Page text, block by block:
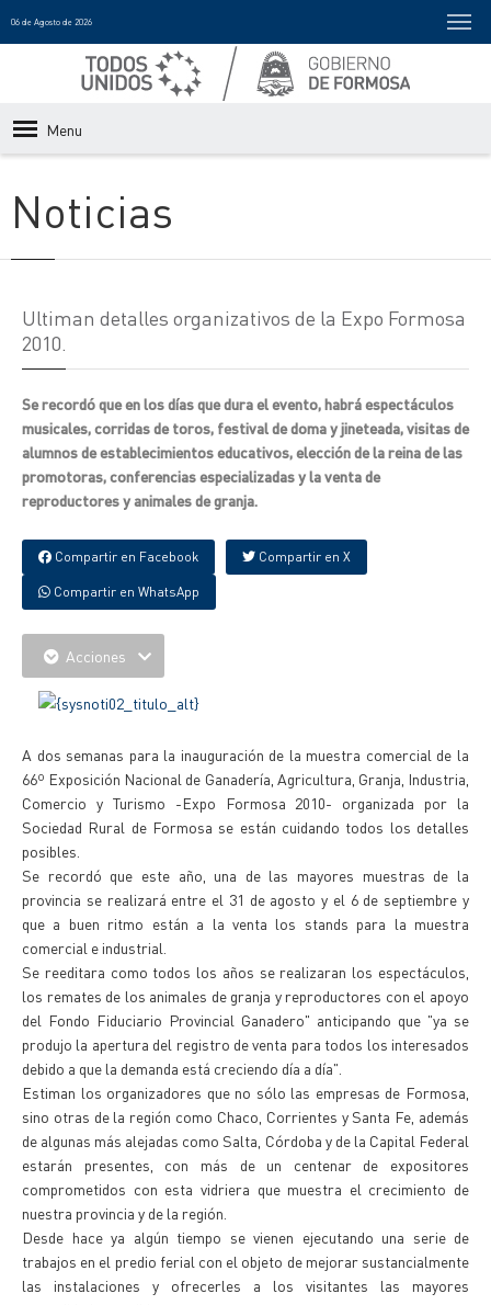
06 de Agosto de 2026
Menu
Noticias
Ultiman detalles organizativos de la Expo Formosa
2010.
Se recordó que en los días que dura el evento, habrá espectáculos
musicales, corridas de toros, festival de doma y jineteada, visitas de
alumnos de establecimientos educativos, elección de la reina de las
promotoras, conferencias especializadas y la venta de
reproductores y animales de granja.
Compartir en Facebook Compartir en X
Compartir en WhatsApp
Acciones
A dos semanas para la inauguración de la muestra comercial de la
66º Exposición Nacional de Ganadería, Agricultura, Granja, Industria,
Comercio y Turismo -Expo Formosa 2010- organizada por la
Sociedad Rural de Formosa se están cuidando todos los detalles
posibles.
Se recordó que este año, una de las mayores muestras de la
provincia se realizará entre el 31 de agosto y el 6 de septiembre y
que a buen ritmo están a la venta los stands para la muestra
comercial e industrial.
Se reeditara como todos los años se realizaran los espectáculos,
los remates de los animales de granja y reproductores con el apoyo
del Fondo Fiduciario Provincial Ganadero" anticipando que "ya se
produjo la apertura del registro de venta para todos los interesados
debido a que la demanda está creciendo día a día".
Estiman los organizadores que no sólo las empresas de Formosa,
sino otras de la región como Chaco, Corrientes y Santa Fe, además
de algunas más alejadas como Salta, Córdoba y de la Capital Federal
estarán presentes, con más de un centenar de expositores
comprometidos con esta vidriera que muestra el crecimiento de
nuestra provincia y de la región.
Desde hace ya algún tiempo se vienen ejecutando una serie de
trabajos en el predio ferial con el objeto de mejorar sustancialmente
las instalaciones y ofrecerles a los visitantes las mayores